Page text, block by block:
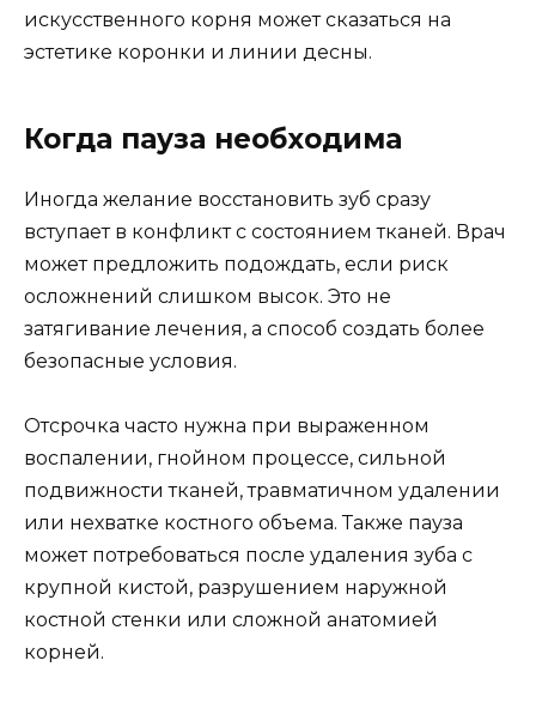
искусственного корня может сказаться на
эстетике коронки и линии десны.
Когда пауза необходима
Иногда желание восстановить зуб сразу
вступает в конфликт с состоянием тканей. Врач
может предложить подождать, если риск
осложнений слишком высок. Это не
затягивание лечения, а способ создать более
безопасные условия.
Отсрочка часто нужна при выраженном
воспалении, гнойном процессе, сильной
подвижности тканей, травматичном удалении
или нехватке костного объема. Также пауза
может потребоваться после удаления зуба с
крупной кистой, разрушением наружной
костной стенки или сложной анатомией
корней.